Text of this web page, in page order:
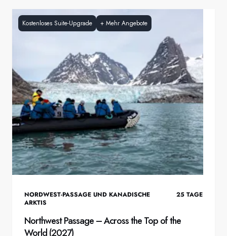
Kostenloses Suite-Upgrade + Mehr Angebote
NORDWEST-PASSAGE UND KANADISCHE
ARKTIS
25 TAGE
Northwest Passage – Across the Top of the
World (2027)